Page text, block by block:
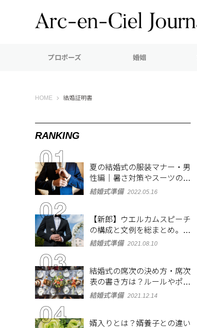
プロポーズ 婚姻
HOME Arc-en-Ciel Journal（アルカンシエル ジャーナル）
結婚証明書
RANKING
夏の結婚式の服装マナー・男
性編｜暑さ対策やスーツのお
しゃれな着こなしも紹介
結婚式準備 2022.05.16
【新郎】ウエルカムスピーチ
の構成と文例を総まとめ。緊
張しないコツも紹介
結婚式準備 2021.08.10
結婚式の席次の決め方・席次
表の書き方は？ルールやポイ
ントをチェック
結婚式準備 2021.12.14
婿入りとは？婿養子との違い